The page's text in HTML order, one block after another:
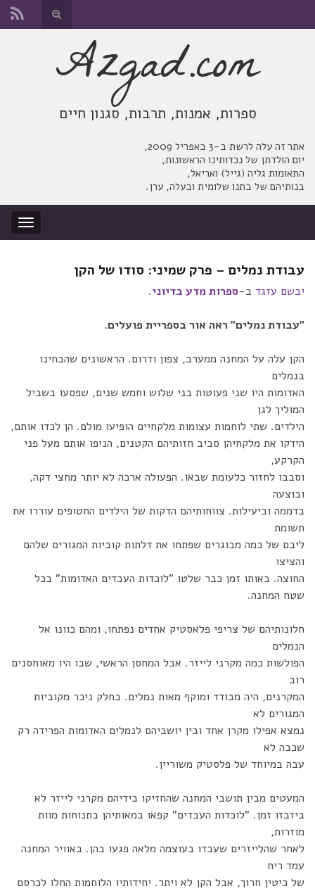
החלף
טופס
אתר זה עלה לרשת ב-3 באפריל 2009,
יום הולדתן של נכדותינו הראשונות,
התאומות גליה (גייל) ואריאל,
בנותיהם של בתנו שלומית ובעלה, ערן.
החלף
ניווט
Azgad.com
ספרות, אמנות, תרבות, סגנון חיים
עבודת נמלים – פרק שמיני: סודו של הקן
יבשם עזגד ב-ספרות מדע בדיוני.
"עבודת נמלים" ראה אור בספריית פועלים.
הקן עלה על המחנה ממערב, צפון ודרום. הראשונים שהבחינו
בנמלים
האדומות היו שני פעוטות בני שלוש וחמש שנים, שפסעו בשביל
המוליך לגן
הילדים. שתי לוחמות עצומות מלקחיים הופיעו מולם. הן לכדו אותם,
הידקו את מלקחיהן סביב חזותיהם הקטנים, הניפו אותם מעל פני
הקרקע,
וסבבו לחזור כלעומת שבאו. הפעולה ארכה לא יותר מחצי דקה,
ובוצעה
בדממה וביעילות. צווחותיהם הדקות של הילדים החטופים עוררו את
תשומת
ליבם של כמה מבוגרים שפתחו את דלתות קוביות המגורים שלהם
והציצו
החוצה. באותו זמן כבר שלטו "לוכדות העבדים האדומות" בכל
שטח המחנה.
חלונותיהם של צריפי פלאסטיק אחדים נפתחו, ומהם כוונו אל
הנמלים
הפולשות כמה מקרני לייזר. אבל המחסן הראשי, שבו היו מאוחסנים
רוב
המקרנים, היה מבודד ומוקף מאות נמלים. בחלק ניכר מקוביות
המגורים לא
נמצא אפילו מקרן אחד ובין יושביהם לנמלים האדומות הפרידה רק
שכבה לא
עבה במיוחד של פלסטיק משוריין.
המעטים מבין תושבי המחנה שהחזיקו בידיהם מקרני לייזר לא
ביזבזו זמן. "לוכדות העבדים" קפאו במאותיהן בתנוחות מוות
מוזרות,
לאחר שהלייזרים שעבדו בעוצמה מלאה פגעו בהן. באוויר המחנה
עמד ריח
של כיטין חרוך, אבל הקן לא ויתר. יחידותיו הלוחמות החלו לכרסם